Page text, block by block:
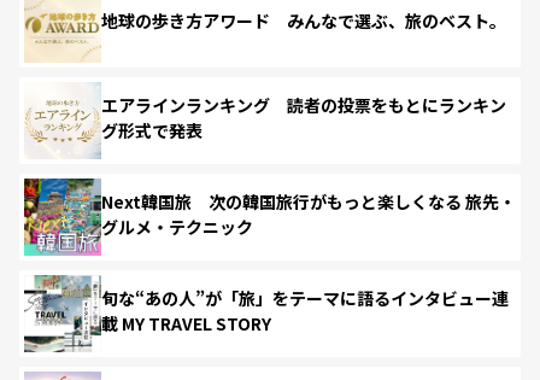
地球の歩き方アワード みんなで選ぶ、旅のベスト。
エアラインランキング 読者の投票をもとにランキン
グ形式で発表
Next韓国旅 次の韓国旅行がもっと楽しくなる 旅先・
グルメ・テクニック
旬な“あの人”が「旅」をテーマに語るインタビュー連
載 MY TRAVEL STORY